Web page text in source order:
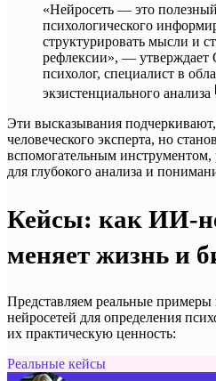
«Нейросеть — это
психологического
структурировать мысли и
рефлексии», — утверждает
психолог, специалист в
экзистенциального анализа
Эти высказывания
человеческого эксперта, но
вспомогательным
для глубокого анализа и
Кейсы: как ИИ-
меняет жизнь и
Представляем реальные
нейросетей для определения
их практическую ценность:
Реальные кейсы